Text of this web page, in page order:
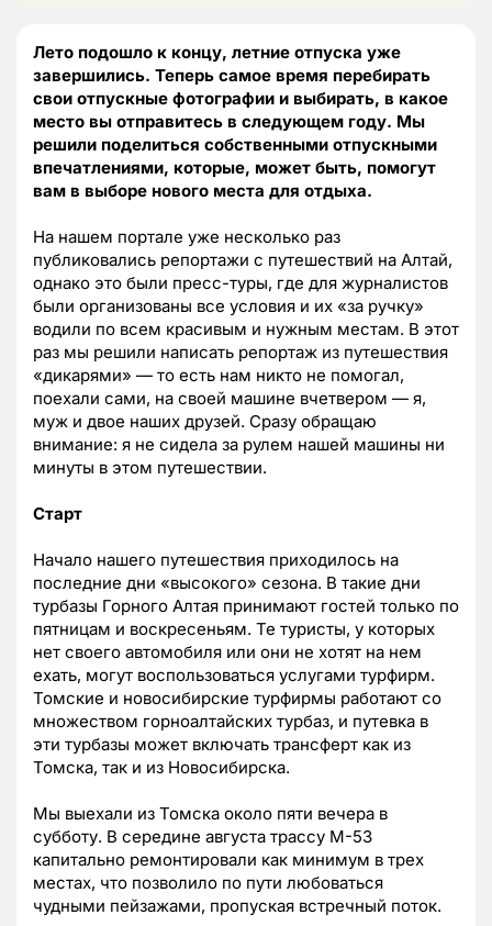
Лето подошло к концу, летние отпуска уже
завершились. Теперь самое время перебирать
свои отпускные фотографии и выбирать, в какое
место вы отправитесь в следующем году. Мы
решили поделиться собственными отпускными
впечатлениями, которые, может быть, помогут
вам в выборе нового места для отдыха.
На нашем портале уже несколько раз
публиковались репортажи с путешествий на Алтай,
однако это были пресс-туры, где для журналистов
были организованы все условия и их «за ручку»
водили по всем красивым и нужным местам. В этот
раз мы решили написать репортаж из путешествия
«дикарями» — то есть нам никто не помогал,
поехали сами, на своей машине вчетвером — я,
муж и двое наших друзей. Сразу обращаю
внимание: я не сидела за рулем нашей машины ни
минуты в этом путешествии.
Старт
Начало нашего путешествия приходилось на
последние дни «высокого» сезона. В такие дни
турбазы Горного Алтая принимают гостей только по
пятницам и воскресеньям. Те туристы, у которых
нет своего автомобиля или они не хотят на нем
ехать, могут воспользоваться услугами турфирм.
Томские и новосибирские турфирмы работают со
множеством горноалтайских турбаз, и путевка в
эти турбазы может включать трансферт как из
Томска, так и из Новосибирска.
Мы выехали из Томска около пяти вечера в
субботу. В середине августа трассу М-53
капитально ремонтировали как минимум в трех
местах, что позволило по пути любоваться
чудными пейзажами, пропуская встречный поток.